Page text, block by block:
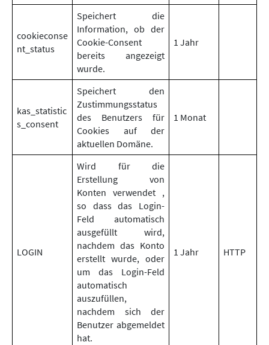
cookieconse
nt_status
Speichert die
Information, ob der
Cookie-Consent
bereits angezeigt
wurde.
1 Jahr
kas_statistic
s_consent
Speichert den
Zustimmungsstatus
des Benutzers für
Cookies auf der
aktuellen Domäne.
1 Monat
LOGIN
Wird für die
Erstellung von
Konten verwendet ,
so dass das Login-
Feld automatisch
ausgefüllt wird,
nachdem das Konto
erstellt wurde, oder
um das Login-Feld
automatisch
auszufüllen,
nachdem sich der
Benutzer abgemeldet
hat.
1 Jahr HTTP